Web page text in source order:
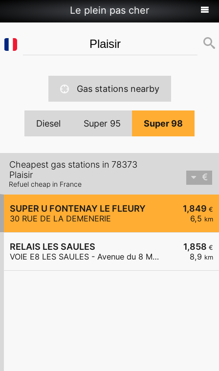
Le plein pas cher
Gas stations nearby
Diesel Super 95 Super 98
Cheapest gas stations in 78373
Plaisir
Refuel cheap in France
1,849 €
6,5 km
SUPER U FONTENAY LE FLEURY
30 RUE DE LA DEMENERIE
1,858 €
8,9 km
RELAIS LES SAULES
VOIE E8 LES SAULES - Avenue du 8 Mai 1945